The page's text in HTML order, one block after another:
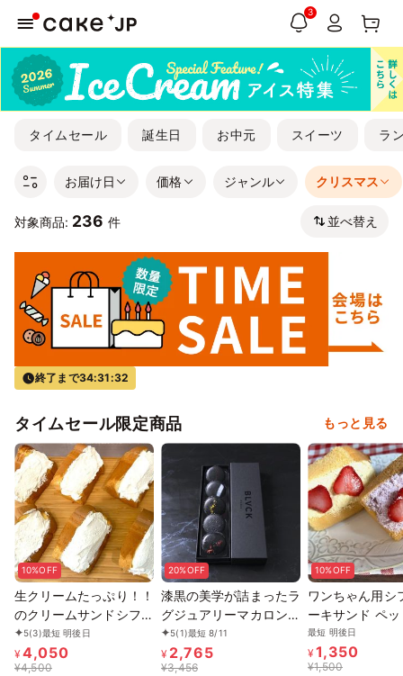
3
タイムセール 誕生日 お中元 スイーツ ラ
お届け日 価格 ジャンル クリスマス
対象商品: 236 件 並べ替え
終了まで34:31:31
タイムセール限定商品 もっと見る
10%OFF
生クリームたっぷり！！
のクリームサンドシフォ
ン♡6個セット
5(3)最短 明後日
¥4,050
¥4,500
20%OFF
漆黒の美学が詰まったラ
グジュアリーマカロン5
種セット
5(1)最短 8/11
¥ 2,765
¥3,456
10%OFF
ワンちゃん用シ
ーキサンド ペットケー
キ 犬ケーキ
最短 明後日
¥1,350
¥1,500